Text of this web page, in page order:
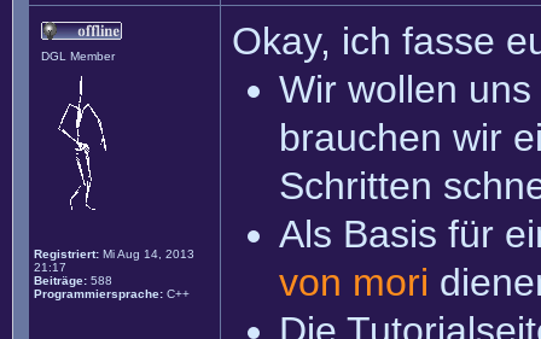
DGL Member
Registriert: Mi Aug 14, 2013
21:17
Beiträge: 588
Programmiersprache: C++
Okay, ich fasse
Wir wollen
brauchen wir
Schritten
Als Basis für
von mori